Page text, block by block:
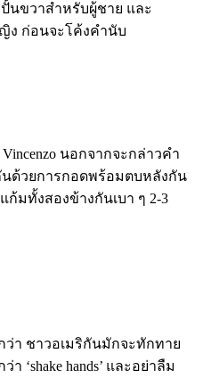
นขวาสำหรับผู้ชาย และ
ง ก่อนจะโค้งคำนับ
นอกจากจะกล่าวคำ
นด้วยการกอดพร้อมตบหลังกัน
แก้มทั้งสองข้างกันเบา ๆ 2-3
ว่า ชาวอเมริกันมักจะทักทาย
า ‘shake hands’ และอย่าลืม